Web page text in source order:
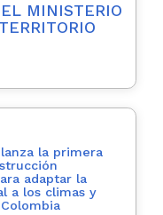
MINISTERIO
la primera
adaptar la
a los climas y